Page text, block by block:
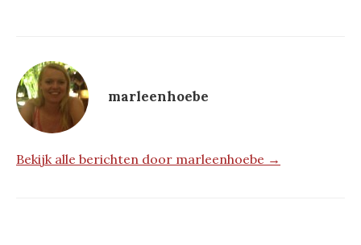
marleenhoebe
Bekijk alle berichten door marleenhoebe →